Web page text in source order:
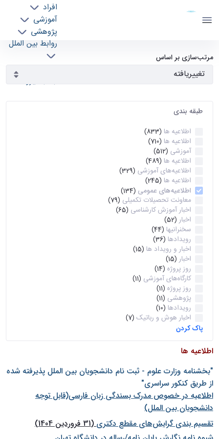
افراد
آموزشی
پژوهشی
روابط بین الملل
خدمات
آرشیو اطلاعیه ها - ece- دانشکده مهندسی برق و
کامپیوتر
مرتب‌سازی بر اساس
طبقه بندی
اطلاعیه ها (833)
اطلاعیه ها (710)
آموزشی (512)
اطلاعیه ها (489)
اطلاعیه‌های‌ آموزشی (329)
اطلاعیه ها (245)
اطلاعیه‌های عمومی (134)
معاونت تحصیلات تکمیلی (79)
اخبار آموزش کارشناسی (65)
اخبار (52)
سخنرانیها (44)
رویدادها (36)
اخبار و رویداد ها (15)
اخبار (15)
روز پروژه (14)
کارگاه‌های آموزشی (11)
روز پروژه (11)
پژوهشی (11)
رویدادها (10)
اخبار هوش و رباتیک (7)
پاک کردن
اطلاعیه ها
"بخشنامه وزارت علوم - ثبت نام دانشجويان بين الملل پذيرفته شده
از طريق كنكور سراسری"
اطلاعیه در خصوص مدرک بسندگی زبان فارسی(قابل توجه
دانشجویان بین الملل)
تقسیم بندی گرایش‌های مقطع دکتری(31 فروردین 1404)